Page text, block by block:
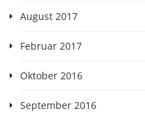
August 2017
Februar 2017
Oktober 2016
September 2016